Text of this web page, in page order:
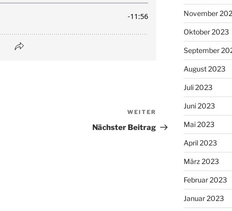
Nächster
Beitrag
WEITER
Nächster Beitrag
November
Oktober 2023
September
August 2023
Juli 2023
Juni 2023
Mai 2023
April 2023
März 2023
Februar 2023
Januar 2023